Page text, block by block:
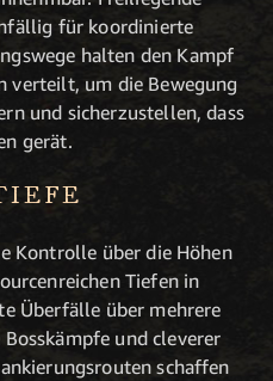
für koordinierte
halten den Kampf
verteilt, um die Bewegung
und sicherzustellen, dass
gerät.
Kontrolle über die Höhen
Tiefen in
Überfälle über mehrere
und cleverer
schaffen